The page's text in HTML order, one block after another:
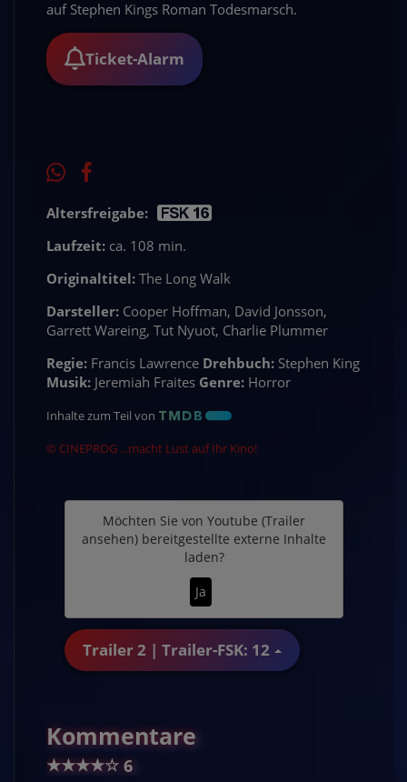
auf Stephen Kings Roman Todesmarsch.
Ticket-Alarm
Altersfreigabe:
Laufzeit: ca. 108 min.
Originaltitel: The Long Walk
Darsteller: Cooper Hoffman, David Jonsson,
Garrett Wareing, Tut Nyuot, Charlie Plummer
Regie: Francis Lawrence Drehbuch: Stephen King
Musik: Jeremiah Fraites Genre: Horror
Inhalte zum Teil von
© CINEPROG ...macht Lust auf Ihr Kino!
Möchten Sie von Youtube (Trailer
ansehen) bereitgestellte externe Inhalte
laden?
Ja
Trailer 2 | Trailer-FSK: 12
Kommentare
★★★★☆ 6